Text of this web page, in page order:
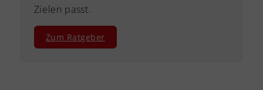
Zielen passt.
Zum Ratgeber